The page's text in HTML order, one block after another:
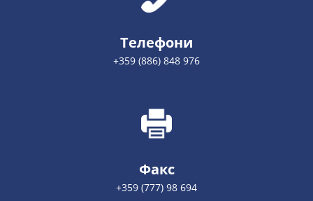
Телефони
+359 (886) 848 976
Факс
+359 (777) 98 694